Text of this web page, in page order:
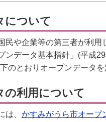
について
民や企業等の第三者が利
ンデータ基本指針」(平成
のとおりオープンデータを
の利用について
は、 かすみがうら市オープ